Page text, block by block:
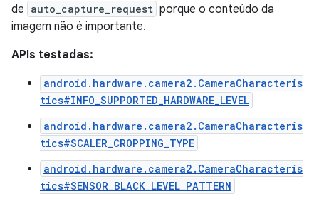
de auto_capture_request porque o conteúdo da
imagem não é importante.
APIs testadas:
android.hardware.camera2.CameraCharacteris
tics#INFO_SUPPORTED_HARDWARE_LEVEL
android.hardware.camera2.CameraCharacteris
tics#SCALER_CROPPING_TYPE
android.hardware.camera2.CameraCharacteris
tics#SENSOR_BLACK_LEVEL_PATTERN